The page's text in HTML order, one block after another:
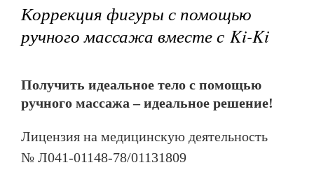
Коррекция фигуры с помощью
ручного массажа вместе с Ki-Ki
Получить идеальное тело с помощью
ручного массажа – идеальное решение!
Лицензия на медицинскую деятельность
№ Л041-01148-78/01131809